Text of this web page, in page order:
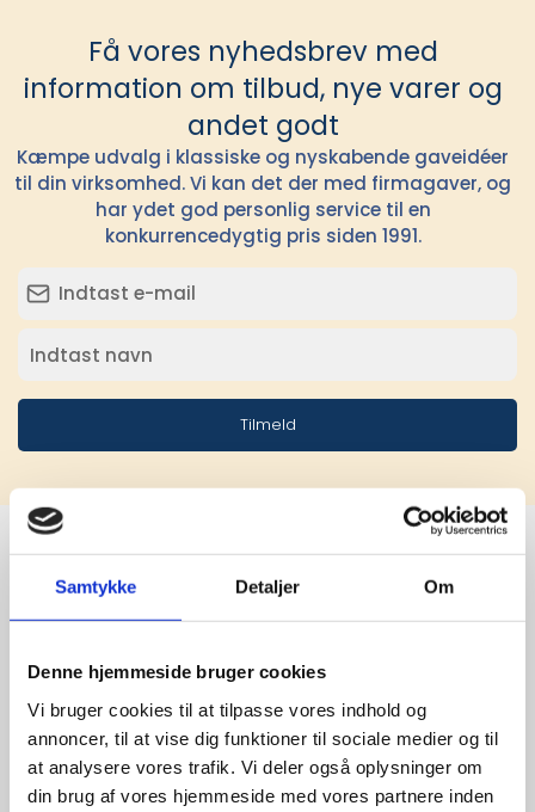
Samtykke Detaljer Om
Denne hjemmeside bruger cookies
Vi bruger cookies til at tilpasse vores indhold og
annoncer, til at vise dig funktioner til sociale medier og til
at analysere vores trafik. Vi deler også oplysninger om
din brug af vores hjemmeside med vores partnere inden
Få vores nyhedsbrev med
information om tilbud, nye varer og
andet godt
Kæmpe udvalg i klassiske og nyskabende gaveidéer
til din virksomhed. Vi kan det der med firmagaver, og
har ydet god personlig service til en
konkurrencedygtig pris siden 1991.
Tilmeld
Stærke
leverandører
giver større
udvalg